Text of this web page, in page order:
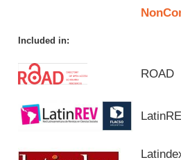
Included in:
ROAD